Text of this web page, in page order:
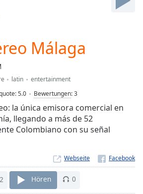
Málaga
latin
entertainment
5.0 Bewertungen:3
la única emisora comercial en
llegando a más de 52
Colombiano con su señal
Webseite
Hören 0